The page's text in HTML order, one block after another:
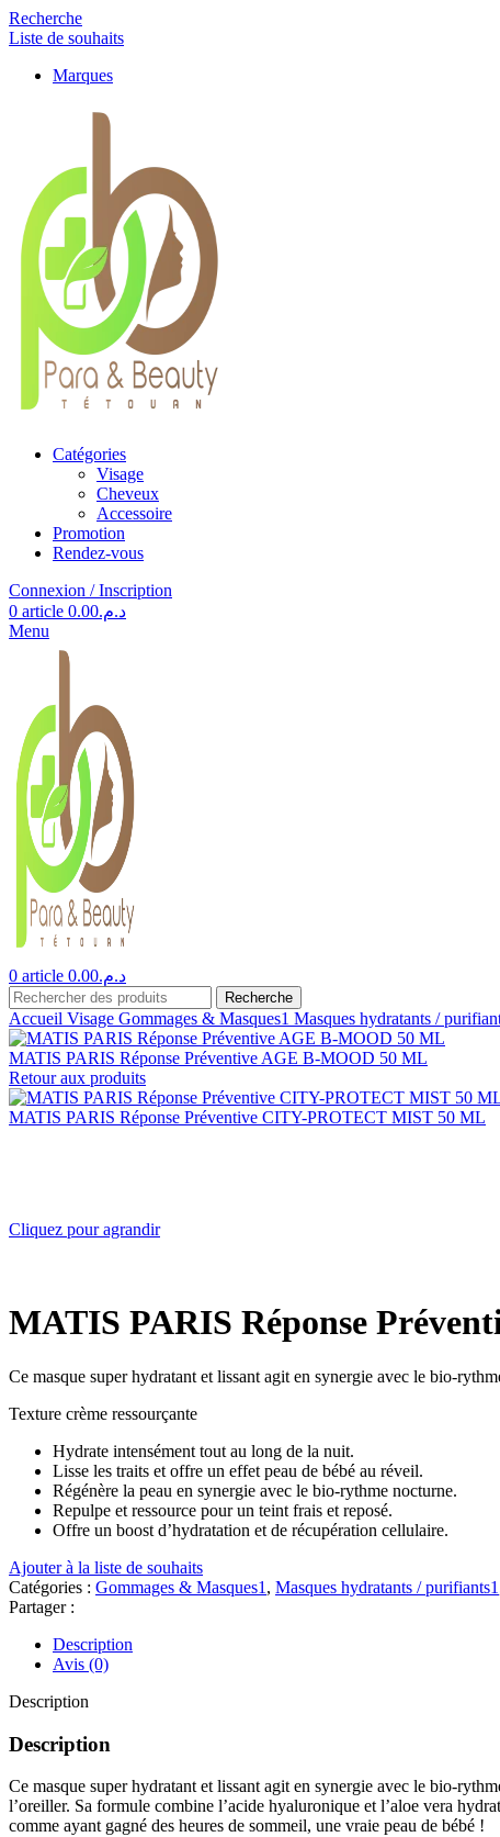
Recherche
Liste de souhaits
Marques
Catégories
Visage
Cheveux
Accessoire
Promotion
Rendez-vous
Connexion / Inscription
0 article د.م.0.00
Menu
0 article د.م.0.00
Recherche
Accueil Visage Gommages & Masques1 Masques hydratants /
MATIS PARIS Réponse Préventive AGE B-MOOD 50 ML
Retour aux produits
MATIS PARIS Réponse Préventive CITY-PROTECT MIST 50 ML
Cliquez pour agrandir
MATIS PARIS Réponse
Ce masque super hydratant et lissant agit en synergie avec le bio-
Texture crème ressourçante
Hydrate intensément tout au long de la nuit.
Lisse les traits et offre un effet peau de bébé au réveil.
Régénère la peau en synergie avec le bio-rythme nocturne.
Repulpe et ressource pour un teint frais et reposé.
Offre un boost d’hydratation et de récupération cellulaire.
Ajouter à la liste de souhaits
Catégories : Gommages & Masques1 , Masques hydratants / purifiants1
Partager :
Description
Avis (0)
Description
Description
Ce masque super hydratant et lissant agit en synergie avec le bio-
l’oreiller. Sa formule combine l’acide hyaluronique et l’aloe vera
comme ayant gagné des heures de sommeil, une vraie peau de bébé !